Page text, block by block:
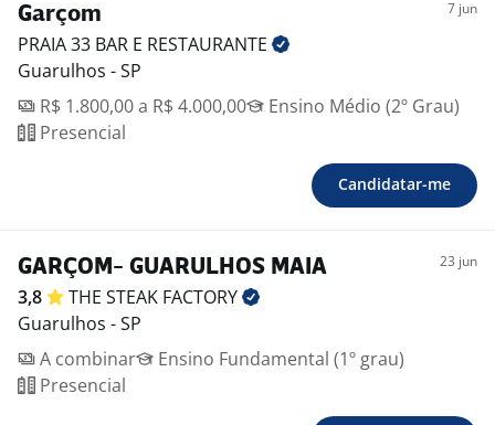
Garçom 7 jun
PRAIA 33 BAR E RESTAURANTE
Guarulhos - SP
R$ 1.800,00 a R$ 4.000,00
Ensino Médio (2º Grau)
Presencial
Candidatar-me
GARÇOM- GUARULHOS MAIA 23 jun
3,8 THE STEAK FACTORY
Guarulhos - SP
A combinar
Ensino Fundamental (1º grau)
Presencial